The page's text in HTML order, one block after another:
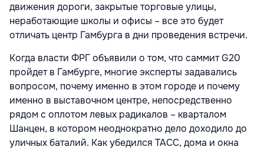
движения дороги, закрытые торговые улицы,
неработающие школы и офисы – все это будет
отличать центр Гамбурга в дни проведения встречи.
Когда власти ФРГ объявили о том, что саммит G20
пройдет в Гамбурге, многие эксперты задавались
вопросом, почему именно в этом городе и почему
именно в выставочном центре, непосредственно
рядом с оплотом левых радикалов – кварталом
Шанцен, в котором неоднократно дело доходило до
уличных баталий. Как убедился ТАСС, дома и окна